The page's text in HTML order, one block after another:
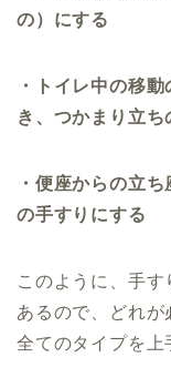
の）にする
・トイレ中の移
き、つかまり立ち
・便座からの立
の手すりにする
このように、手
あるので、どれ
全てのタイプを上